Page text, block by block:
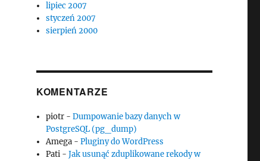
lipiec 2007
styczeń 2007
sierpień 2000
KOMENTARZE
piotr -Dumpowanie bazy danych w
PostgreSQL (pg_dump)
Amega -Pluginy do WordPress
Pati -Jak usunąć zduplikowane rekody w